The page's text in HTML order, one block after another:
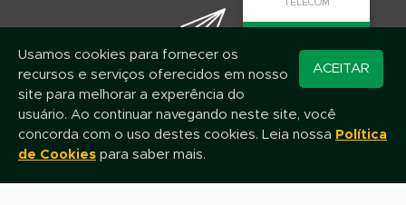
Mantenha-se atualizado!
Assine nossa newsletter e fique por dentro das novidades e promoções
Nome
TELECOM
Converse pelo
WhatsApp
ACEITAR
Usamos cookies para fornecer os
recursos e serviços oferecidos em nosso
site para melhorar a experência do
usuário. Ao continuar navegando neste site, você
concorda com o uso destes cookies. Leia nossa Política
de Cookies para saber mais.